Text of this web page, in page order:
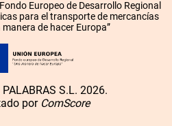
Europeo de Desarrollo Regional
para el transporte de mercancías
manera de hacer Europa”
PALABRAS S.L. 2026.
por ComScore